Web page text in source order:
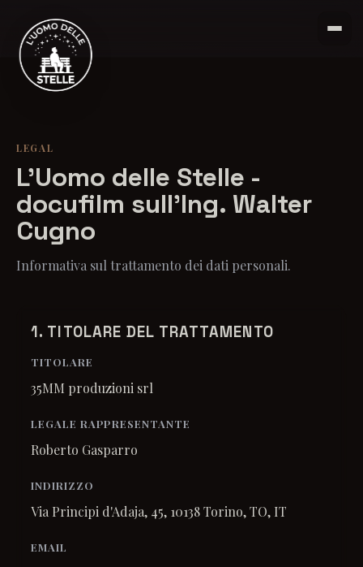
LEGAL
L'Uomo delle Stelle -
docufilm sull'Ing. Walter
Cugno
Informativa sul trattamento dei dati personali.
1. TITOLARE DEL TRATTAMENTO
TITOLARE
35MM produzioni srl
LEGALE RAPPRESENTANTE
Roberto Gasparro
INDIRIZZO
Via Principi d'Adaja, 45, 10138 Torino, TO, IT
EMAIL